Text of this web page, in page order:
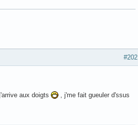
#202
aux doigts
, j'me fait gueuler d'ssus